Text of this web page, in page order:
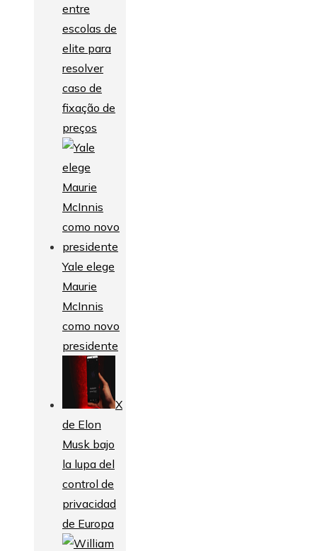
entre
escolas de
elite para
resolver
caso de
fixação de
preços
Yale elege
Maurie
McInnis
como novo
presidente
X
de Elon
Musk bajo
la lupa del
control de
privacidad
de Europa